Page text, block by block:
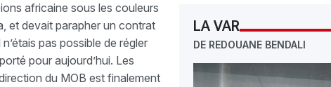
LA VAR
DE REDOUANE BENDALI
africaine sous les couleurs
et devait parapher un contrat
pas possible de régler
pour aujourd’hui. Les
du MOB est finalement